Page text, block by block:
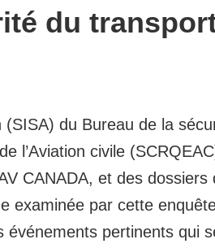
du
du Bureau de la
l’Aviation civile
CANADA, et des dossiers
examinée par cette
événements pertinents qui